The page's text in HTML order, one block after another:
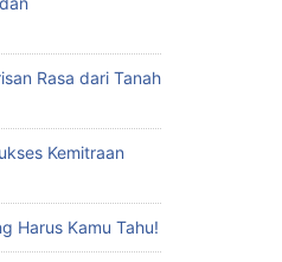
Rasa dari Tanah
Kemitraan
Harus Kamu Tahu!